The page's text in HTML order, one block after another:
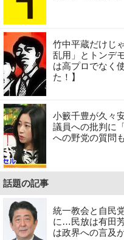
竹中平蔵だけじ
乱用」とトンデ
は高プロでなく
た！】
小籔千豊が久々
議員への批判に
への野党の質問
話題の記事
統一教会と自民
に…民放は有田
は政界への言及